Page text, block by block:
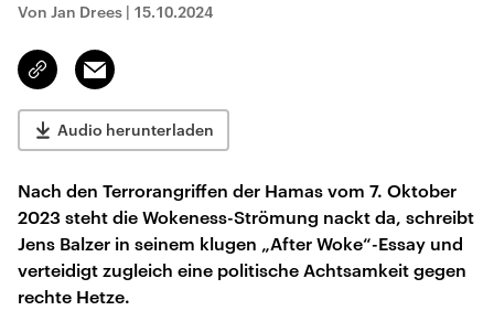
Von Jan Drees | 15.10.2024
Link
kopieren/teilen
Email
Audio herunterladen
Nach den Terrorangriffen der Hamas vom 7. Oktober
2023 steht die Wokeness-Strömung nackt da, schreibt
Jens Balzer in seinem klugen „After Woke“-Essay und
verteidigt zugleich eine politische Achtsamkeit gegen
rechte Hetze.